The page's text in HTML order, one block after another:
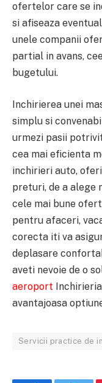
ofertelor care se
si afiseaza
unele companii
partial in avans,
bugetului.
Inchirierea unei
simplu si
urmezi pasii
cea mai eficienta
inchirieri auto,
preturi, de a alege
cele mai bune
pentru afaceri,
corecta iti va
deplasare
aveti nevoie de o
aeroport
avantajoasa
Servicii practice de